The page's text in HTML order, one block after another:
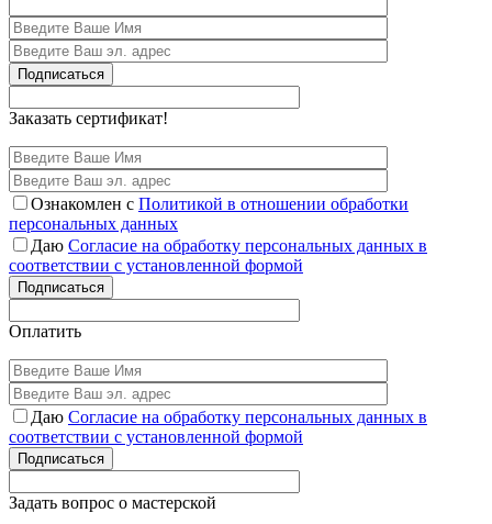
Подписаться
Заказать сертификат!
Ознакомлен с Политикой в отношении обработки
персональных данных
Даю Согласие на обработку персональных данных в
соответствии с установленной формой
Подписаться
Оплатить
Даю Согласие на обработку персональных данных в
соответствии с установленной формой
Подписаться
Задать вопрос о мастерской